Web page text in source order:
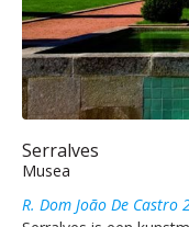
Serralves
Musea
R. Dom João De Castro